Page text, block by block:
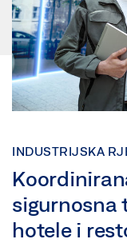
INDUSTRIJSKA
sigurnosna
hotele i